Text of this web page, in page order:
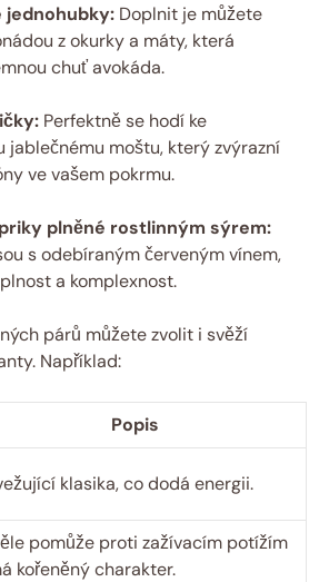
jednohubky: Doplnit je můžete
z okurky a máty, která
chuť avokáda.
Perfektně se hodí ke
jablečnému moštu, který zvýrazní
ve vašem pokrmu.
plněné rostlinným sýrem:
s odebíraným červeným vínem,
a komplexnost.
párů můžete zvolit i svěží
Například:
Popis
klasika, co dodá energii.
pomůže proti zažívacím potížím
kořeněný charakter.